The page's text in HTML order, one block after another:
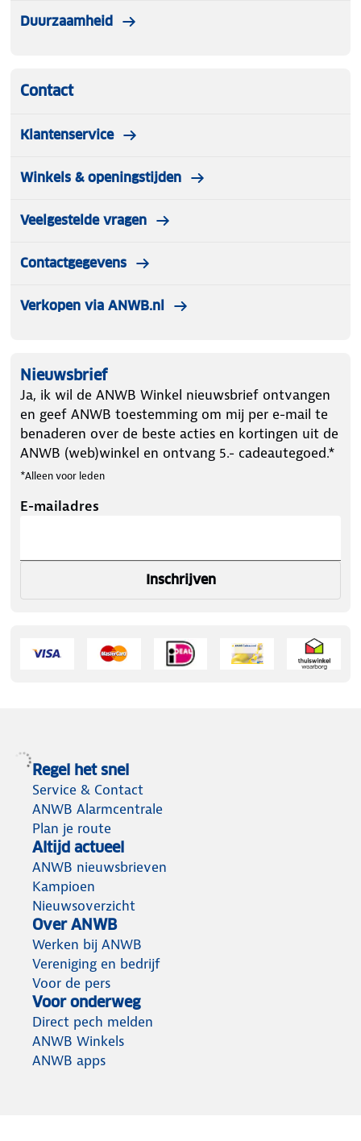
Duurzaamheid
Contact
Klantenservice
Winkels & openingstijden
Veelgestelde vragen
Contactgegevens
Verkopen via ANWB.nl
Nieuwsbrief
Ja, ik wil de ANWB Winkel nieuwsbrief ontvangen
en geef ANWB toestemming om mij per e-mail te
benaderen over de beste acties en kortingen uit de
ANWB (web)winkel en ontvang 5.- cadeautegoed.*
*Alleen voor leden
E-mailadres
Inschrijven
Regel het snel
Service & Contact
ANWB Alarmcentrale
Plan je route
Altijd actueel
ANWB nieuwsbrieven
Kampioen
Nieuwsoverzicht
Over ANWB
Werken bij ANWB
Vereniging en bedrijf
Voor de pers
Voor onderweg
Direct pech melden
ANWB Winkels
ANWB apps